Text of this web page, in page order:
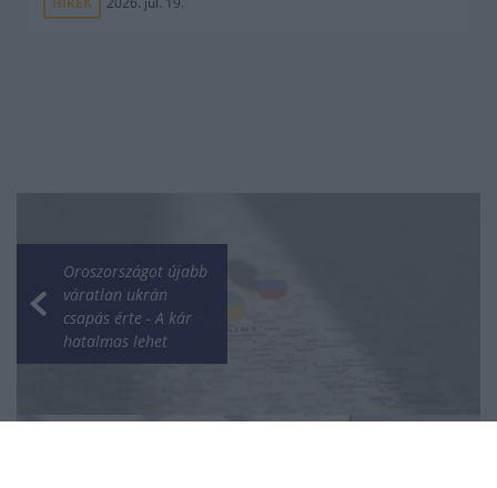
Oroszországot újabb
váratlan ukrán
csapás érte - A kár
hatalmas lehet